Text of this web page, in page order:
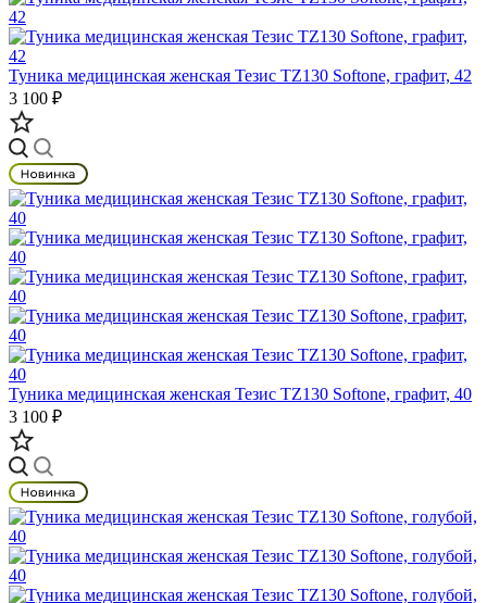
Туника медицинская женская Тезис TZ130 Softone, графит, 42
3 100 ₽
Туника медицинская женская Тезис TZ130 Softone, графит, 40
3 100 ₽